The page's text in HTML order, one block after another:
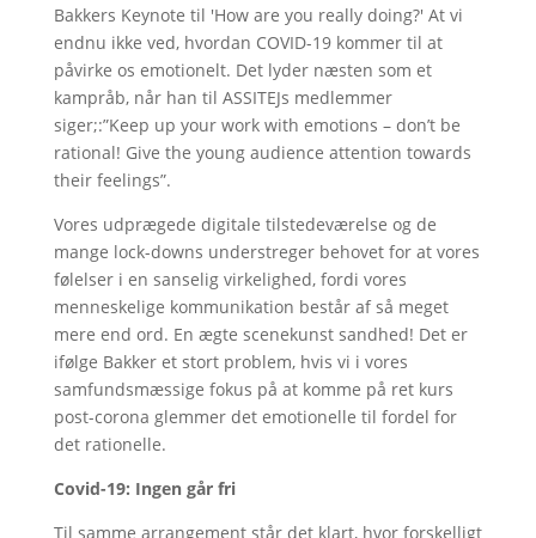
Bakkers Keynote til 'How are you really doing?' At vi
endnu ikke ved, hvordan COVID-19 kommer til at
påvirke os emotionelt. Det lyder næsten som et
kampråb, når han til ASSITEJs medlemmer
siger;:”Keep up your work with emotions – don’t be
rational! Give the young audience attention towards
their feelings”.
Vores udprægede digitale tilstedeværelse og de
mange lock-downs understreger behovet for at vores
følelser i en sanselig virkelighed, fordi vores
menneskelige kommunikation består af så meget
mere end ord. En ægte scenekunst sandhed! Det er
ifølge Bakker et stort problem, hvis vi i vores
samfundsmæssige fokus på at komme på ret kurs
post-corona glemmer det emotionelle til fordel for
det rationelle.
Covid-19: Ingen går fri
Til samme arrangement står det klart, hvor forskelligt